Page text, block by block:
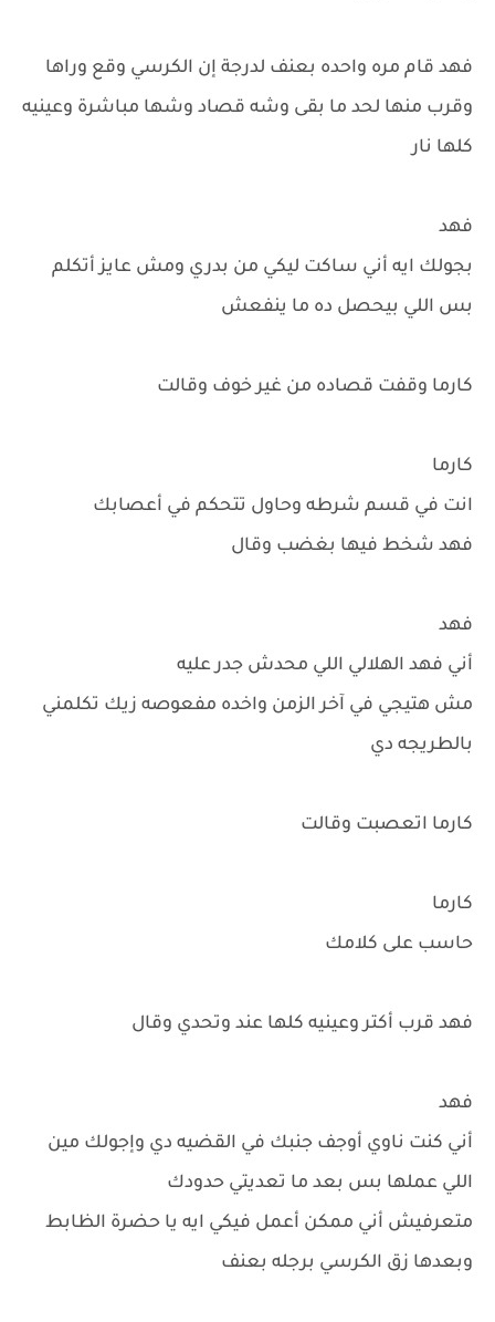
فهد قام مره واحده بعنف لدرجة إن الكرسي وقع وراها
وقرب منها لحد ما بقى وشه قصاد وشها مباشرة وعينيه
كلها نار
فهد
بجولك ايه أني ساكت ليكي من بدري ومش عايز أتكلم
بس اللي بيحصل ده ما ينفعش
كارما وقفت قصاده من غير خوف وقالت
كارما
انت في قسم شرطه وحاول تتحكم في أعصابك
فهد شخط فيها بغضب وقال
فهد
أني فهد الهلالي اللي محدش جدر عليه
مش هتيجي في آخر الزمن واخده مفعوصه زيك تكلمني
بالطريجه دي
كارما اتعصبت وقالت
كارما
حاسب على كلامك
فهد قرب أكتر وعينيه كلها عند وتحدي وقال
فهد
أني كنت ناوي أوجف جنبك في القضيه دي وإجولك مين
اللي عملها بس بعد ما تعديتي حدودك
متعرفيش أني ممكن أعمل فيكي ايه يا حضرة الظابط
وبعدها زق الكرسي برجله بعنف